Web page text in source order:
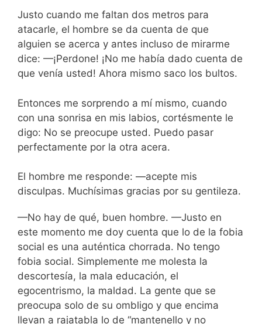
Justo cuando me faltan dos metros para
atacarle, el hombre se da cuenta de que
alguien se acerca y antes incluso de mirarme
dice: —¡Perdone! ¡No me había dado cuenta de
que venía usted! Ahora mismo saco los bultos.
Entonces me sorprendo a mí mismo, cuando
con una sonrisa en mis labios, cortésmente le
digo: No se preocupe usted. Puedo pasar
perfectamente por la otra acera.
El hombre me responde: —acepte mis
disculpas. Muchísimas gracias por su gentileza.
—No hay de qué, buen hombre. —Justo en
este momento me doy cuenta que lo de la fobia
social es una auténtica chorrada. No tengo
fobia social. Simplemente me molesta la
descortesía, la mala educación, el
egocentrismo, la maldad. La gente que se
preocupa solo de su ombligo y que encima
llevan a rajatabla lo de “mantenello y no